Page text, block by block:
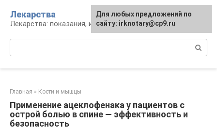
контенту
Лекарства
Лекарства: показания, инструкция, аналоги
Главная » Кости и мышцы
Применение ацеклофенака у пациентов с
острой болью в спине — эффективность и
безопасность
Для любых предложений по
сайту: irknotary@cp9.ru